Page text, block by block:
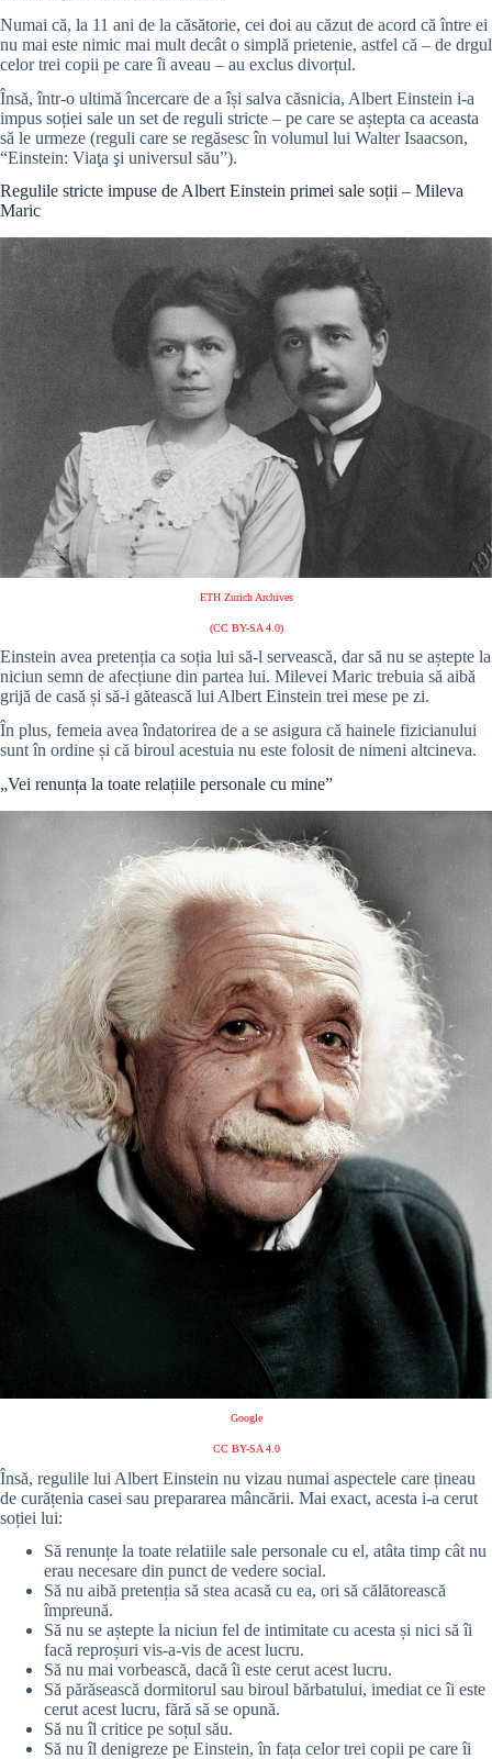
Numai că, la 11 ani de la căsătorie, cei doi au căzut de acord că între ei
nu mai este nimic mai mult decât o simplă prietenie, astfel că – de drgul
celor trei copii pe care îi aveau – au exclus divorțul.
Însă, într-o ultimă încercare de a își salva căsnicia, Albert Einstein i-a
impus soției sale un set de reguli stricte – pe care se aștepta ca aceasta
să le urmeze (reguli care se regăsesc în volumul lui Walter Isaacson,
“Einstein: Viaţa şi universul său”).
Regulile stricte impuse de Albert Einstein primei sale soții – Mileva
Maric
ETH Zurich Archives
(CC BY-SA 4.0)
Einstein avea pretenția ca soția lui să-l servească, dar să nu se aștepte la
niciun semn de afecțiune din partea lui. Milevei Maric trebuia să aibă
grijă de casă și să-i gătească lui Albert Einstein trei mese pe zi.
În plus, femeia avea îndatorirea de a se asigura că hainele fizicianului
sunt în ordine și că biroul acestuia nu este folosit de nimeni altcineva.
„Vei renunța la toate relațiile personale cu mine”
Google
CC BY-SA 4.0
Însă, regulile lui Albert Einstein nu vizau numai aspectele care țineau
de curățenia casei sau prepararea mâncării. Mai exact, acesta i-a cerut
soției lui:
Să renunțe la toate relatiile sale personale cu el, atâta timp cât nu
erau necesare din punct de vedere social.
Să nu aibă pretenția să stea acasă cu ea, ori să călătorească
împreună.
Să nu se aștepte la niciun fel de intimitate cu acesta și nici să îi
facă reproșuri vis-a-vis de acest lucru.
Să nu mai vorbească, dacă îi este cerut acest lucru.
Să părăsească dormitorul sau biroul bărbatului, imediat ce îi este
cerut acest lucru, fără să se opună.
Să nu îl critice pe soțul său.
Să nu îl denigreze pe Einstein, în fața celor trei copii pe care îi